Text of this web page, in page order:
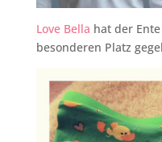
Love Bella hat der
besonderen Platz